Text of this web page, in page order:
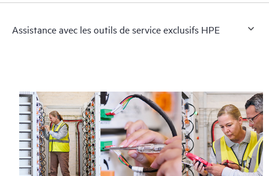
Assistance avec les outils de service exclusifs HPE